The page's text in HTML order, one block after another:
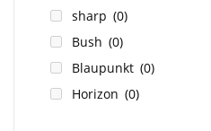
sharp (0)
Bush (0)
Blaupunkt (0)
Horizon (0)